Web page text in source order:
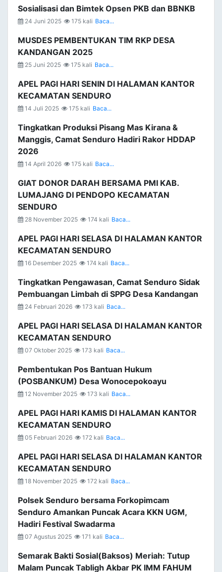
Sosialisasi dan Bimtek Opsen PKB dan BBNKB
24 Juni 2025 175 kali Baca...
MUSDES PEMBENTUKAN TIM RKP DESA
KANDANGAN 2025
25 Juni 2025 175 kali Baca...
APEL PAGI HARI SENIN DI HALAMAN KANTOR
KECAMATAN SENDURO
14 Juli 2025 175 kali Baca...
Tingkatkan Produksi Pisang Mas Kirana &
Manggis, Camat Senduro Hadiri Rakor HDDAP
2026
14 April 2026 175 kali Baca...
GIAT DONOR DARAH BERSAMA PMI KAB.
LUMAJANG DI PENDOPO KECAMATAN
SENDURO
28 November 2025 174 kali Baca...
APEL PAGI HARI SELASA DI HALAMAN KANTOR
KECAMATAN SENDURO
16 Desember 2025 174 kali Baca...
Tingkatkan Pengawasan, Camat Senduro Sidak
Pembuangan Limbah di SPPG Desa Kandangan
24 Februari 2026 173 kali Baca...
APEL PAGI HARI SELASA DI HALAMAN KANTOR
KECAMATAN SENDURO
07 Oktober 2025 173 kali Baca...
Pembentukan Pos Bantuan Hukum
(POSBANKUM) Desa Wonocepokoayu
12 November 2025 173 kali Baca...
APEL PAGI HARI KAMIS DI HALAMAN KANTOR
KECAMATAN SENDURO
05 Februari 2026 172 kali Baca...
APEL PAGI HARI SELASA DI HALAMAN KANTOR
KECAMATAN SENDURO
18 November 2025 172 kali Baca...
Polsek Senduro bersama Forkopimcam
Senduro Amankan Puncak Acara KKN UGM,
Hadiri Festival Swadarma
07 Agustus 2025 171 kali Baca...
Semarak Bakti Sosial(Baksos) Meriah: Tutup
Malam Puncak Tabligh Akbar PK IMM FAHUM